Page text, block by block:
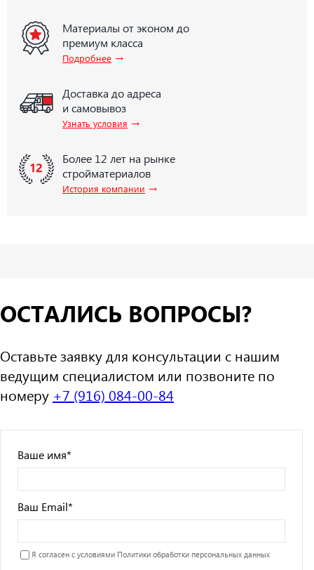
Материалы от эконом до
премиум класса
Подробнее →
Доставка до адреса
и самовывоз
Узнать условия →
Более 12 лет на рынке
стройматериалов
История компании →
ОСТАЛИСЬ ВОПРОСЫ?
Оставьте заявку для консультации с нашим
ведущим специалистом или позвоните по
номеру +7 (916) 084-00-84
Ваше имя*
Ваш Email*
Я согласен с условиями Политики обработки персональных данных